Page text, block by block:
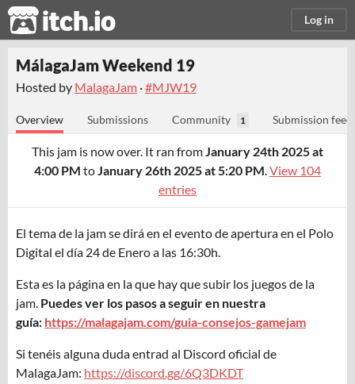
itch.io Log in
MálagaJam Weekend 19
Hosted by MalagaJam ·#MJW19
Overview Submissions Community 1 Submission feed
This jam is now over. It ran fromJanuary 24th 2025 at
4:00 PM toJanuary 26th 2025 at 5:20 PM.View 104
entries
El tema de la jam se dirá en el evento de apertura en el Polo
Digital el día 24 de Enero a las 16:30h.
Esta es la página en la que hay que subir los juegos de la
jam. Puedes ver los pasos a seguir en nuestra
guía: https://malagajam.com/guia-consejos-gamejam
Si tenéis alguna duda entrad al Discord oficial de
MalagaJam: https://discord.gg/6Q3DKDT